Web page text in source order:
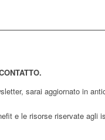
sarai aggiornato in
e le risorse riservate agli